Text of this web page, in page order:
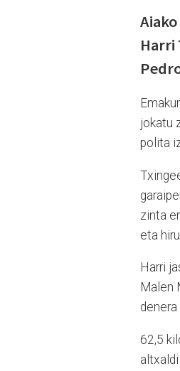
Harri
jokatu
polita
zinta
eta
Harri
Malen
62,5